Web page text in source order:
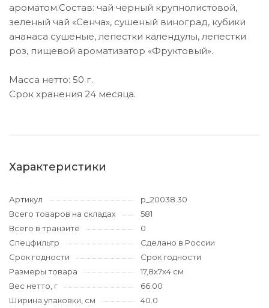
ароматом.Состав: чай черный крупнолистовой,
зеленый чай «Cенча», сушеный виноград, кубики
ананаса сушеные, лепестки календулы, лепестки
роз, пищевой ароматизатор «Фруктовый».
Масса нетто: 50 г.
Срок хранения 24 месяца.
Характеристики
Артикул
p_20038.30
Всего товаров на складах
581
Всего в транзите
0
Спецфильтр
Сделано в России
Срок годности
Срок годности
Размеры товара
17,8x7x4 см
Вес нетто, г
66.00
Ширина упаковки, см
40.0